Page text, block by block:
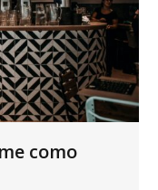
como